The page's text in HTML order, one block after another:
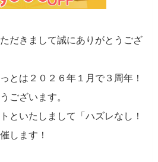
だきまして誠にありがとうござ
とは２０２６年１月で３周年！
ございます。
といたしまして「ハズレなし！
します！